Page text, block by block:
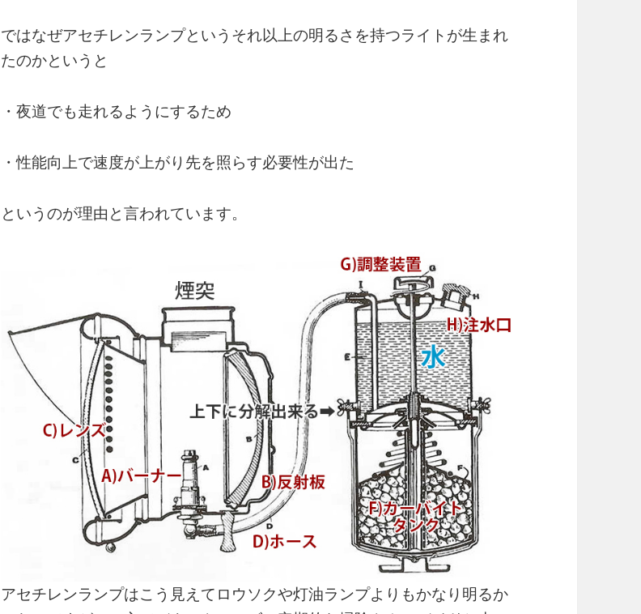
ではなぜアセチレンランプというそれ以上の明るさを持つライトが生まれ
たのかというと
・夜道でも走れるようにするため
・性能向上で速度が上がり先を照らす必要性が出た
というのが理由と言われています。
アセチレンランプはこう見えてロウソクや灯油ランプよりもかなり明るか